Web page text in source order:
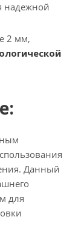
надежной
2 мм,
Данный
для